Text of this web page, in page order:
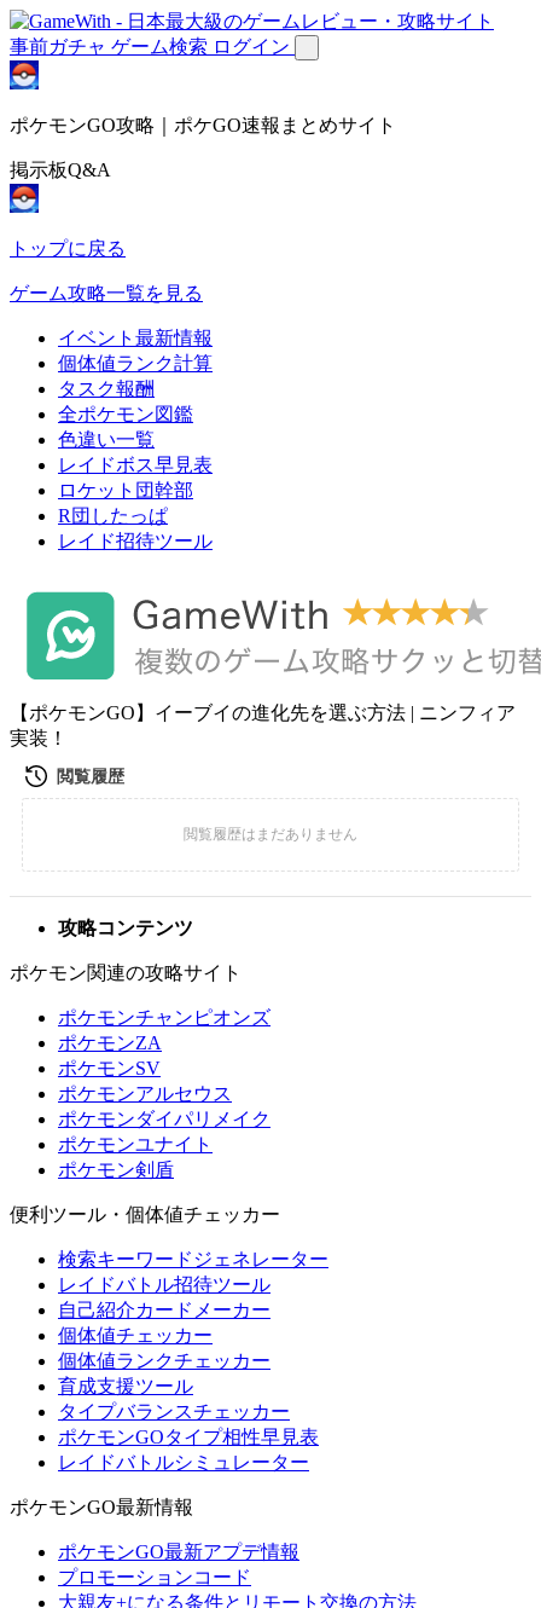
事前ガチャ ゲーム検索 ログイン
ポケモンGO攻略｜ポケGO速報まとめサイト
掲示板Q&A
トップに戻る
ゲーム攻略一覧を見る
イベント最新情報
個体値ランク計算
タスク報酬
全ポケモン図鑑
色違い一覧
レイドボス早見表
ロケット団幹部
R団したっぱ
レイド招待ツール
【ポケモンGO】イーブイの進化先を選ぶ方法 | ニンフィア
実装！
攻略コンテンツ
ポケモン関連の攻略サイト
ポケモンチャンピオンズ
ポケモンZA
ポケモンSV
ポケモンアルセウス
ポケモンダイパリメイク
ポケモンユナイト
ポケモン剣盾
便利ツール・個体値チェッカー
検索キーワードジェネレーター
レイドバトル招待ツール
自己紹介カードメーカー
個体値チェッカー
個体値ランクチェッカー
育成支援ツール
タイプバランスチェッカー
ポケモンGOタイプ相性早見表
レイドバトルシミュレーター
ポケモンGO最新情報
ポケモンGO最新アプデ情報
プロモーションコード
大親友+になる条件とリモート交換の方法